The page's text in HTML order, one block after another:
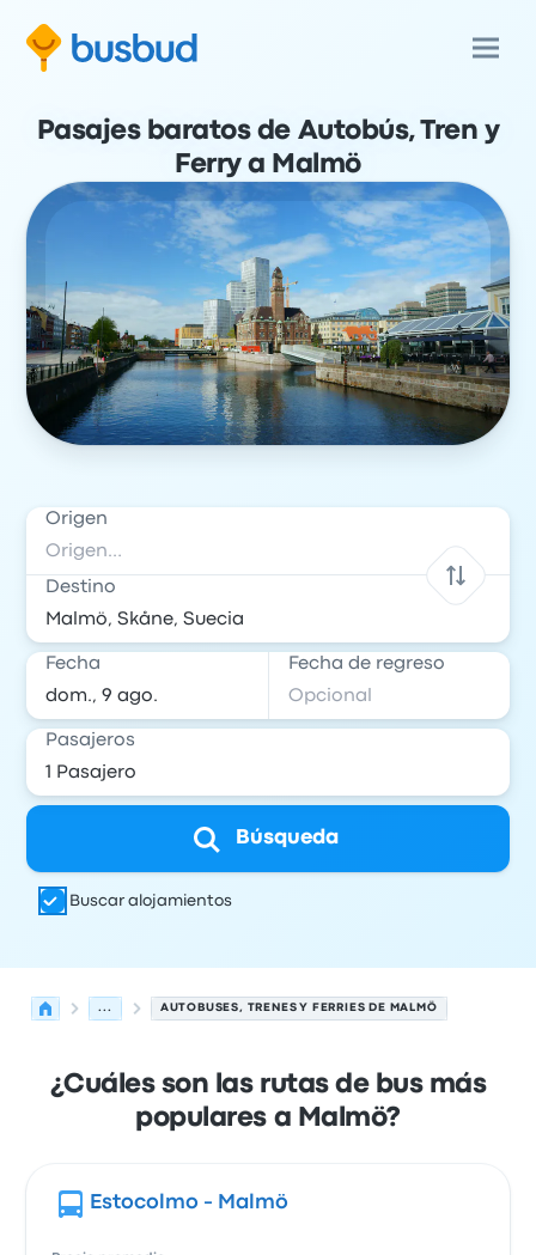
Pasajes baratos de Autobús, Tren y
Ferry a Malmö
Origen
Destino
Fecha Fecha de regreso
Pasajeros
Búsqueda
Buscar alojamientos
... AUTOBUSES, TRENES Y FERRIES DE MALMÖ
¿Cuáles son las rutas de bus más
populares a Malmö?
Estocolmo - Malmö